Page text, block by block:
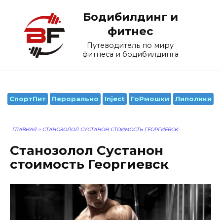
содержанию
Бодибилдинг и
фитнес
Путеводитель по миру
фитнеса и бодибилдинга
СпортПит Перорально Inject ГоРмошки Липолики
ГЛАВНАЯ > СТАНОЗОЛОЛ СУСТАНОН СТОИМОСТЬ ГЕОРГИЕВСК
Станозолол Сустанон
стоимость Георгиевск